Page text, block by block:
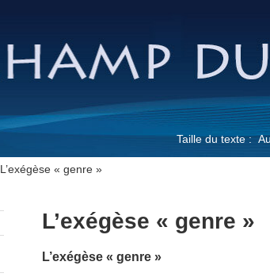
Taille du texte :
L’exégèse « genre »
L’exégèse « genre »
L’exégèse « genre »